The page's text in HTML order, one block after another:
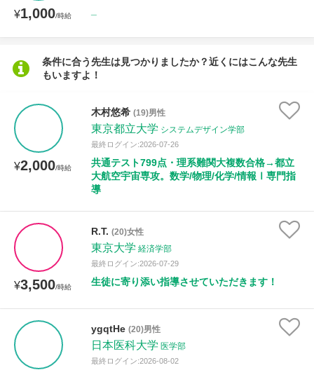
¥1,000/時給
条件に合う先生は見つかりましたか？近くにはこんな先生
もいますよ！
¥2,000/時給
木村悠希 (19)男性
東京都立大学 システムデザイン学部
最終ログイン:2026-07-26
共通テスト799点・理系難関大複数合格→都立
大航空宇宙専攻。数学/物理/化学/情報Ⅰ専門指
導
¥3,500/時給
R.T. (20)女性
東京大学 経済学部
最終ログイン:2026-07-29
生徒に寄り添い指導させていただきます！
ygqtHe (20)男性
日本医科大学 医学部
最終ログイン:2026-08-02